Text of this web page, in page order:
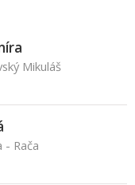
Mikuláš
- Rača